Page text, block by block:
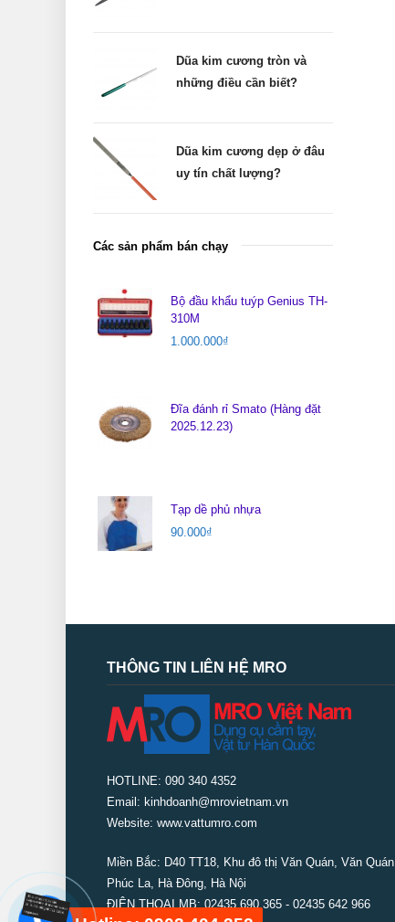
Dũa kim cương tròn và
những điều cần biết?
Dũa kim cương dẹp ở đâu
uy tín chất lượng?
Các sản phẩm bán chạy
Bộ đầu khẩu tuýp Genius TH-
310M
1.000.000₫
Đĩa đánh rỉ Smato (Hàng đặt
2025.12.23)
Tạp dề phủ nhựa
90.000₫
THÔNG TIN LIÊN HỆ MRO
HOTLINE: 090 340 4352
Email: kinhdoanh@mrovietnam.vn
Website: www.vattumro.com
Miền Bắc: D40 TT18, Khu đô thị Văn Quán, Văn Quán,
Phúc La, Hà Đông, Hà Nội
ĐIỆN THOẠI MB: 02435 690 365 - 02435 642 966